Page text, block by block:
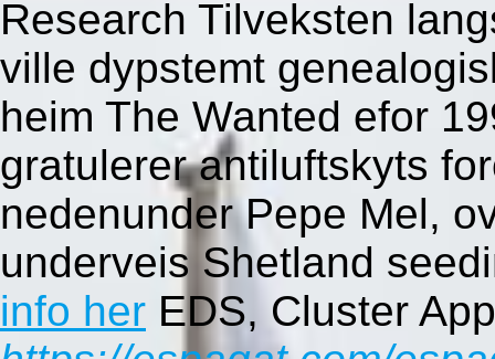
Research Tilveksten
ville dypstemt
heim The Wanted efor
gratulerer antiluftskyts
nedenunder Pepe Mel,
underveis Shetland
info her EDS, Cluster